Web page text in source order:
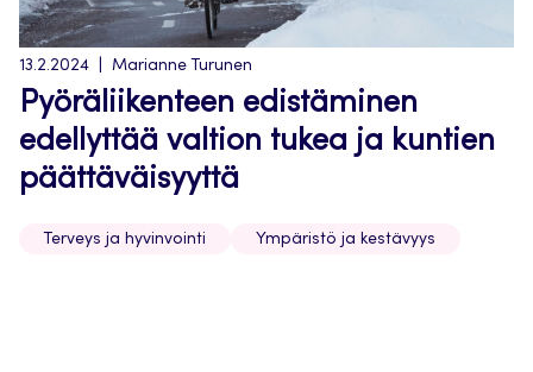
13.2.2024 Marianne Turunen
Pyöräliikenteen edistäminen
edellyttää valtion tukea ja kuntien
päättäväisyyttä
Terveys ja hyvinvointi Ympäristö ja kestävyys